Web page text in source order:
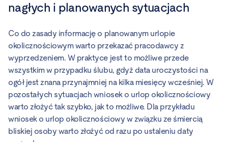
nagłych i planowanych sytuacjach
Co do zasady informację o planowanym urlopie
okolicznościowym warto przekazać pracodawcy z
wyprzedzeniem. W praktyce jest to możliwe przede
wszystkim w przypadku ślubu, gdyż data uroczystości na
ogół jest znana przynajmniej na kilka miesięcy wcześniej. W
pozostałych sytuacjach wniosek o urlop okolicznościowy
warto złożyć tak szybko, jak to możliwe. Dla przykładu
wniosek o urlop okolicznościowy w związku ze śmiercią
bliskiej osoby warto złożyć od razu po ustaleniu daty